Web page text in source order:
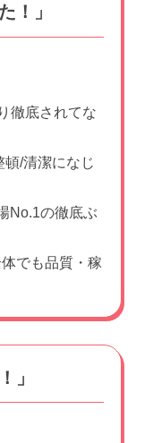
！」
徹底されてな
/清潔になじ
No.1の徹底ぶ
でも品質・稼
」